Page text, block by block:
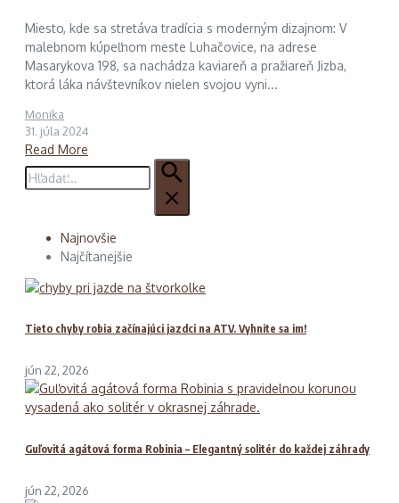
Miesto, kde sa stretáva tradícia s moderným dizajnom: V
malebnom kúpeľnom meste Luhačovice, na adrese
Masarykova 198, sa nachádza kaviareň a pražiareň Jizba,
ktorá láka návštevníkov nielen svojou vyni...
Monika
31. júla 2024
Read More
Hľadať:
Najnovšie
Najčítanejšie
Tieto chyby robia začínajúci jazdci na ATV. Vyhnite sa im!
jún 22, 2026
Guľovitá agátová forma Robinia – Elegantný solitér do každej záhrady
jún 22, 2026